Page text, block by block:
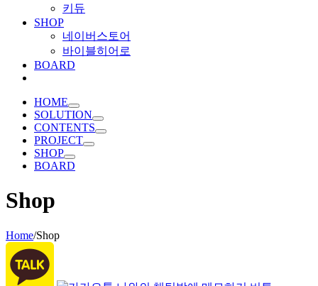
키듀
SHOP
네이버스토어
바이블히어로
BOARD
HOME
SOLUTION
CONTENTS
PROJECT
SHOP
BOARD
Shop
Home/Shop